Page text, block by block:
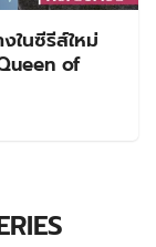
ในซีรีส์ใหม่
of